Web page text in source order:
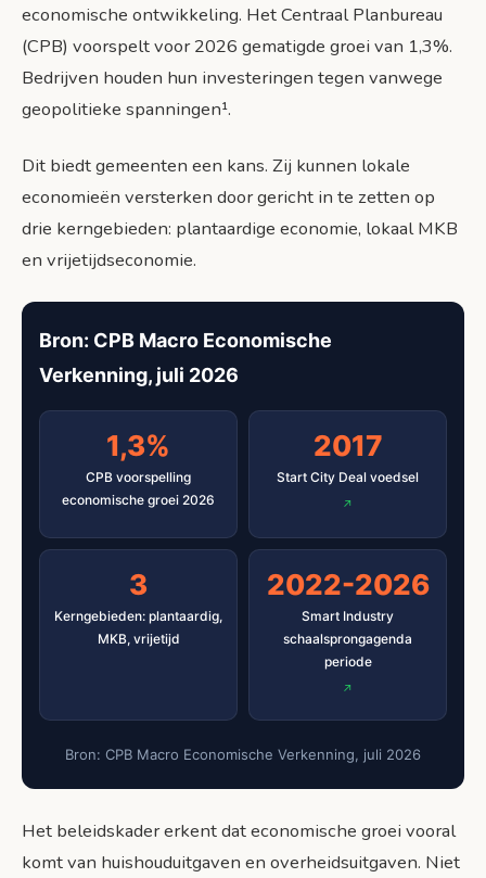
economische ontwikkeling. Het Centraal Planbureau
(CPB) voorspelt voor 2026 gematigde groei van 1,3%.
Bedrijven houden hun investeringen tegen vanwege
geopolitieke spanningen¹.
Dit biedt gemeenten een kans. Zij kunnen lokale
economieën versterken door gericht in te zetten op
drie kerngebieden: plantaardige economie, lokaal MKB
en vrijetijdseconomie.
Bron: CPB Macro Economische
Verkenning, juli 2026
1,3%
CPB voorspelling
economische groei 2026
2017
Start City Deal voedsel
3
Kerngebieden: plantaardig,
MKB, vrijetijd
2022-2026
Smart Industry
schaalsprongagenda
periode
Bron: CPB Macro Economische Verkenning, juli 2026
Het beleidskader erkent dat economische groei vooral
komt van huishouduitgaven en overheidsuitgaven. Niet